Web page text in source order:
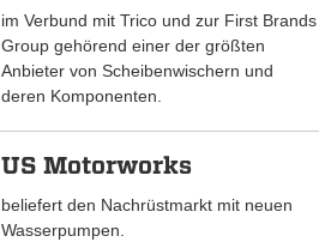
im Verbund mit Trico und zur First Brands
Group gehörend einer der größten
Anbieter von Scheibenwischern und
deren Komponenten.
US Motorworks
beliefert den Nachrüstmarkt mit neuen
Wasserpumpen.